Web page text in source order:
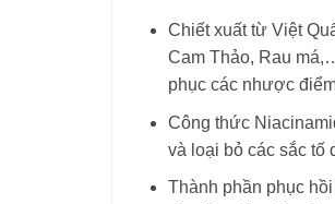
Chiết xuất từ Việt
Cam Thảo, Rau
phục các nhược
Công thức
và loại bỏ các sắc tố
Thành phần phục